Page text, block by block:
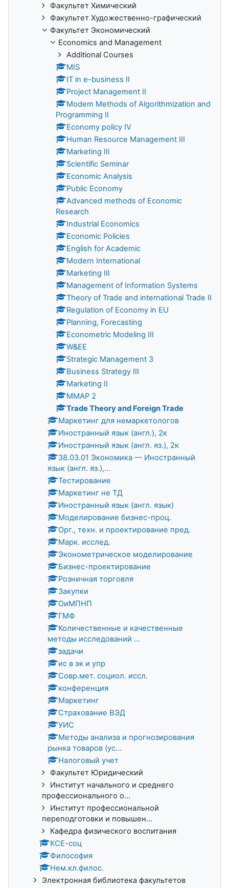
Факультет Химический
Факультет Художественно-графический
Факультет Экономический
Economics and Management
Additional Сourses
MIS
IT in e-business II
Project Management II
Modem Methods of Algorithmization and
Programming II
Economy policy IV
Human Resource Management III
Marketing IIi
Scientific Seminar
Economic Analysis
Public Economy
Advanced methods of Economic
Research
Industrial Economics
Economiс Policies
English for Academic
Modern International
Marketing IIl
Management of Information Systems
Theory of Trade and international Trade II
Regulation of Economy in EU
Planning, Forecasting
Econometric Modeling III
W&EE
Strategic Management 3
Business Strategy III
Marketing II
MMAP 2
Trade Theory and Foreign Trade
Маркетинг для немаркетологов
Иностранный язык (англ.), 2к
Иностранный язык (англ. яз.), 2к
38.03.01 Экономика — Иностранный
язык (англ. яз.),...
Тестирование
Маркетинг не ТД
Иностранный язык (англ. язык)
Моделирование бизнес-проц.
Орг., техн. и проектирование пред.
Марк. исслед.
Эконометрическое моделирование
Бизнес-проектирование
Розничная торговля
Закупки
ОиМПНП
ГМФ
Количественные и качественные
методы исследований ...
задачи
ис в эк и упр
Совр.мет. социол. иссл.
конференция
Маркетинг
Страхование ВЭД
УИС
Методы анализа и прогнозирования
рынка товаров (ус...
Налоговый учет
Факультет Юридический
Институт начального и среднего
профессионального о...
Институт профессиональной
переподготовки и повышен...
Кафедра физического воспитания
КСЕ-соц
Философия
Нем.кл.филос.
Электронная библиотека факультетов